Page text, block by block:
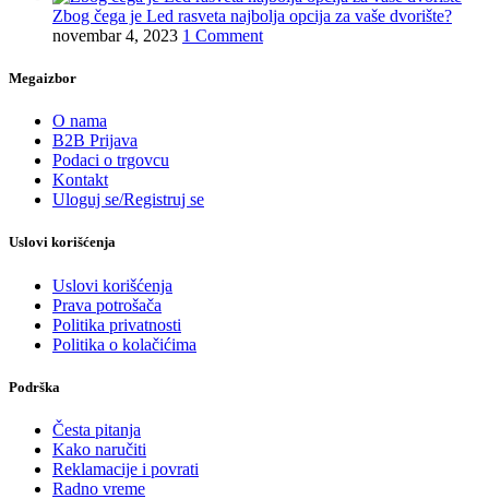
Zbog čega je Led rasveta najbolja opcija za vaše dvorište?
novembar 4, 2023 1 Comment
Megaizbor
O nama
B2B Prijava
Podaci o trgovcu
Kontakt
Uloguj se/Registruj se
Uslovi korišćenja
Uslovi korišćenja
Prava potrošača
Politika privatnosti
Politika o kolačićima
Podrška
Česta pitanja
Kako naručiti
Reklamacije i povrati
Radno vreme